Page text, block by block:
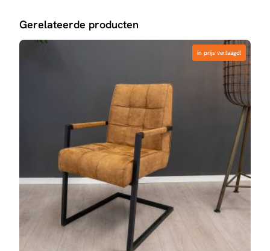
Gerelateerde producten
in prijs verlaagd!
in prijs verlaagd!